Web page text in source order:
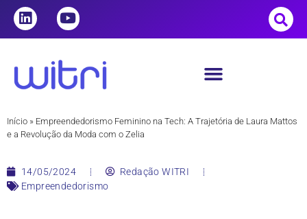
Início » Empreendedorismo Feminino na Tech: A Trajetória de Laura Mattos
e a Revolução da Moda com o Zelia
14/05/2024
Redação WITRI
Empreendedorismo